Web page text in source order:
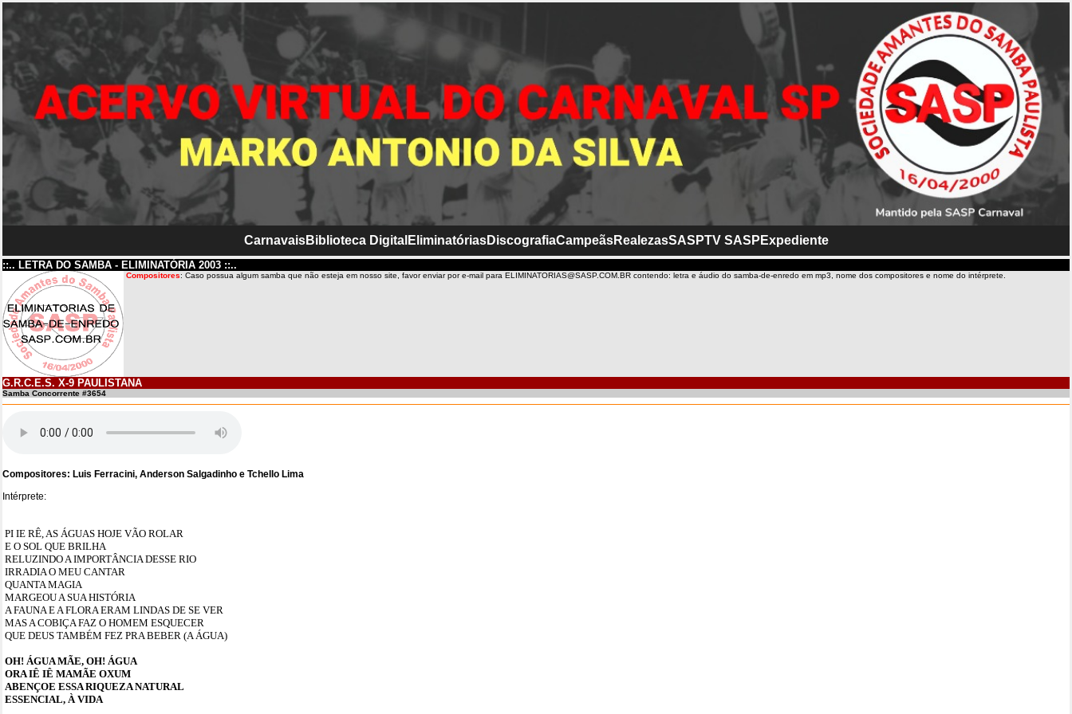
CarnavaisBiblioteca Digital EliminatóriasDiscografiaCampeãsRealezasSASPTV SASP Expediente
::.. LETRA DO SAMBA - ELIMINATÓRIA 2003 ::..
Compositores: Caso possua algum samba que não esteja em nosso site, favor enviar por e-mail para ELIMINATORIAS@SASP.COM.BR contendo: letra e áudio do samba-de-enredo em mp3, nome dos compositores e nome do intérprete.
G.R.C.E.S. X-9 PAULISTANA
Samba Concorrente #3654
Compositores: Luis Ferracini, Anderson Salgadinho e Tchello Lima
Intérprete:
PI IE RÊ, AS ÁGUAS HOJE VÃO ROLAR
E O SOL QUE BRILHA
RELUZINDO A IMPORTÂNCIA DESSE RIO
IRRADIA O MEU CANTAR
QUANTA MAGIA
MARGEOU A SUA HISTÓRIA
A FAUNA E A FLORA ERAM LINDAS DE SE VER
MAS A COBIÇA FAZ O HOMEM ESQUECER
QUE DEUS TAMBÉM FEZ PRA BEBER (A ÁGUA)
OH! ÁGUA MÃE, OH! ÁGUA
ORA IÊ IÊ MAMÃE OXUM
ABENÇOE ESSA RIQUEZA NATURAL
ESSENCIAL, À VIDA